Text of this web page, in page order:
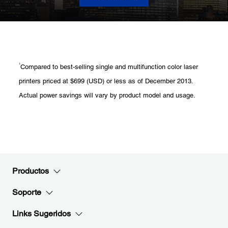
1Compared to best-selling single and multifunction color laser
printers priced at $699 (USD) or less as of December 2013.
Actual power savings will vary by product model and usage.
Productos
Soporte
Links Sugeridos